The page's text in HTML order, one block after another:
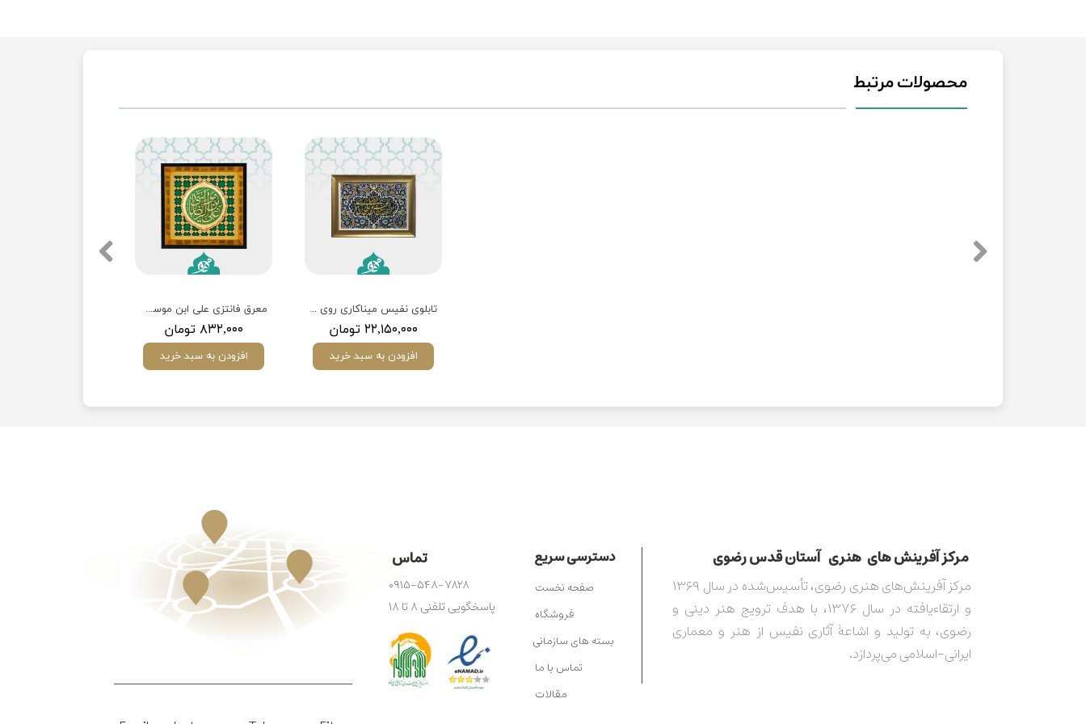
محصولات مرتبط
معرق فانتزی علی ابن موسی الرضا(ع)
۸۳۲,۰۰۰ تومان
افزودن به سبد خرید
تابلوی نفیس میناکاری روی چوب «السلطان ابالحسن علی ابن موسی الرضا (ع)
۲۲,۱۵۰,۰۰۰ تومان
افزودن به سبد خرید
مركز آفرينش های هنری آستان قدس رضوی​​​​​​​​​​​​​​
مرکز آفرینش‌های هنری رضوی، تأسیس‌شده در سال ۱۳۶۹
و ارتقاءیافته در سال ۱۳۷۶، با هدف ترویج هنر دینی و
رضوی، به تولید و اشاعۀ آثاری نفیس از هنر و معماری
ایرانی-اسلامی می‌پردازد.
دسترسی سریع
صفحه نخست
فروشگاه
بسته های سازمانی
تماس با ما
مقالات
تماس
۰۹۱۵-۵۴۸-۷۸۲۸
پاسخگویی تلفنی ۸ تا ۱۸